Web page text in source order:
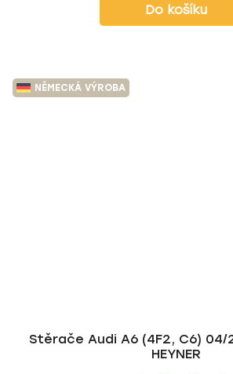
Do košíku
NĚMECKÁ VÝROBA
Stěrače Audi A6 (4F2, C6) 04/
HEYNER